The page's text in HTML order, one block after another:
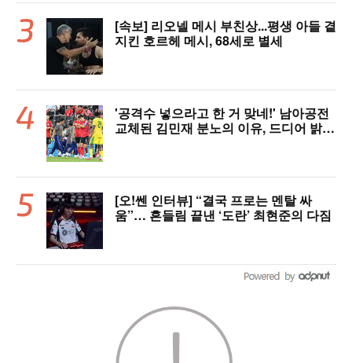
[속보] 리오넬 메시 부친상...평생 아들 곁
지킨 호르헤 메시, 68세로 별세
'공격수 넣으라고 한 거 맞네!' 남아공전
교체된 김민재 분노의 이유, 드디어 밝혀
[오!쎈 인터뷰] “결국 프로는 멘탈 싸
움”… 흔들림 끝낸 ‘도란’ 최현준의 다짐